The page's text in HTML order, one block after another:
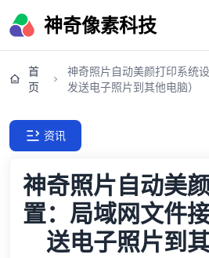
神奇像素科技
首
页
神奇照片自动美颜打印系统
发送电子照片到其他电脑）
资讯
神奇照片自动美
置：局域网文件
送电子照片到